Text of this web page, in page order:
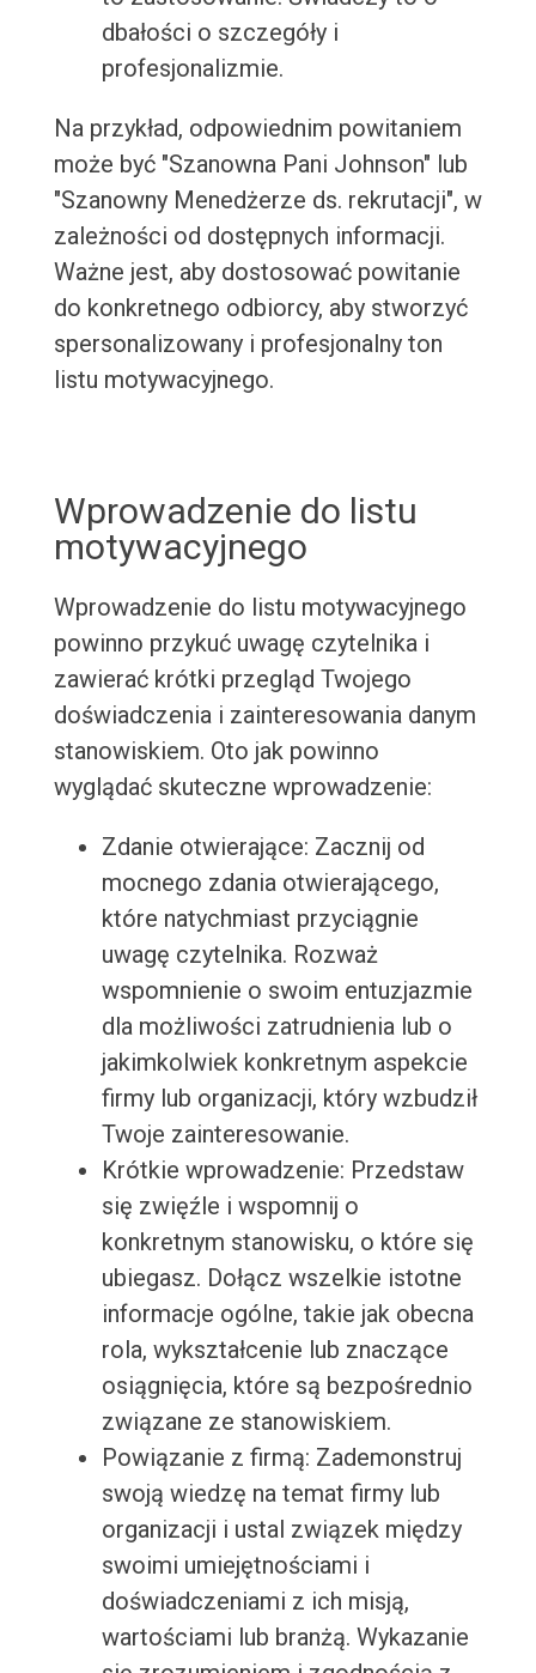
dbałości o szczegóły i
profesjonalizmie.
Na przykład, odpowiednim powitaniem
może być "Szanowna Pani Johnson" lub
"Szanowny Menedżerze ds. rekrutacji", w
zależności od dostępnych informacji.
Ważne jest, aby dostosować powitanie
do konkretnego odbiorcy, aby stworzyć
spersonalizowany i profesjonalny ton
listu motywacyjnego.
Wprowadzenie do listu
motywacyjnego
Wprowadzenie do listu motywacyjnego
powinno przykuć uwagę czytelnika i
zawierać krótki przegląd Twojego
doświadczenia i zainteresowania danym
stanowiskiem. Oto jak powinno
wyglądać skuteczne wprowadzenie:
Zdanie otwierające: Zacznij od
mocnego zdania otwierającego,
które natychmiast przyciągnie
uwagę czytelnika. Rozważ
wspomnienie o swoim entuzjazmie
dla możliwości zatrudnienia lub o
jakimkolwiek konkretnym aspekcie
firmy lub organizacji, który wzbudził
Twoje zainteresowanie.
Krótkie wprowadzenie: Przedstaw
się zwięźle i wspomnij o
konkretnym stanowisku, o które się
ubiegasz. Dołącz wszelkie istotne
informacje ogólne, takie jak obecna
rola, wykształcenie lub znaczące
osiągnięcia, które są bezpośrednio
związane ze stanowiskiem.
Powiązanie z firmą: Zademonstruj
swoją wiedzę na temat firmy lub
organizacji i ustal związek między
swoimi umiejętnościami i
doświadczeniami z ich misją,
wartościami lub branżą. Wykazanie